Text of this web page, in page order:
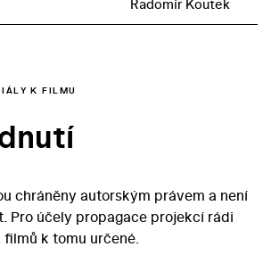
Radomír Koutek
K FILMU
chráněny autorským právem a není
Pro účely propagace projekcí rádi
k tomu určené.